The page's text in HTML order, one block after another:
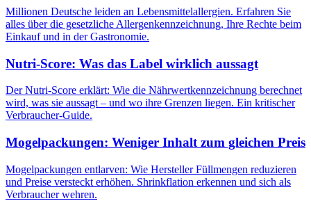
Millionen Deutsche leiden an Lebensmittelallergien. Erfahren Sie
alles über die gesetzliche Allergenkennzeichnung, Ihre Rechte beim
Einkauf und in der Gastronomie.
Nutri-Score: Was das Label wirklich aussagt
Der Nutri-Score erklärt: Wie die Nährwertkennzeichnung berechnet
wird, was sie aussagt – und wo ihre Grenzen liegen. Ein kritischer
Verbraucher-Guide.
Mogelpackungen: Weniger Inhalt zum gleichen Preis
Mogelpackungen entlarven: Wie Hersteller Füllmengen reduzieren
und Preise versteckt erhöhen. Shrinkflation erkennen und sich als
Verbraucher wehren.